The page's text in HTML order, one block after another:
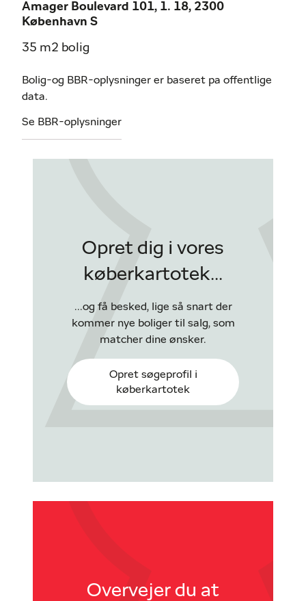
Amager Boulevard 101, 1. 18, 2300
København S
35 m2 bolig
Bolig-og BBR-oplysninger er baseret pa offentlige
data.
Se BBR-oplysninger
Opret dig i vores
køberkartotek...
...og få besked, lige så snart der
kommer nye boliger til salg, som
matcher dine ønsker.
Opret søgeprofil i
køberkartotek
Overvejer du at